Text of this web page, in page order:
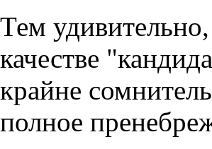
Тем
качестве
крайне
полное